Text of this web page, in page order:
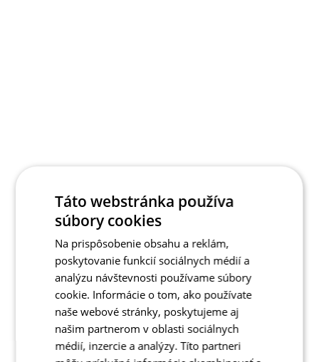
Táto webstránka používa
súbory cookies
Na prispôsobenie obsahu a reklám,
poskytovanie funkcií sociálnych médií a
analýzu návštevnosti používame súbory
cookie. Informácie o tom, ako používate
naše webové stránky, poskytujeme aj
našim partnerom v oblasti sociálnych
médií, inzercie a analýzy. Títo partneri